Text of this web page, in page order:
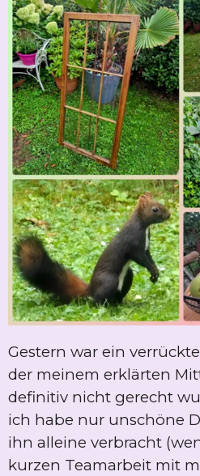
Gestern war ein
der meinem erklärten
definitiv nicht gerecht
ich habe nur unschöne
ihn alleine verbracht
kurzen Teamarbeit mit